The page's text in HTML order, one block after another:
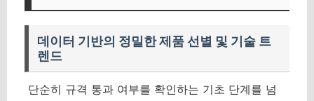
데이터 기반의 정밀한 제품 선별 및 기술 트
렌드
단순히 규격 통과 여부를 확인하는 기초 단계를 넘